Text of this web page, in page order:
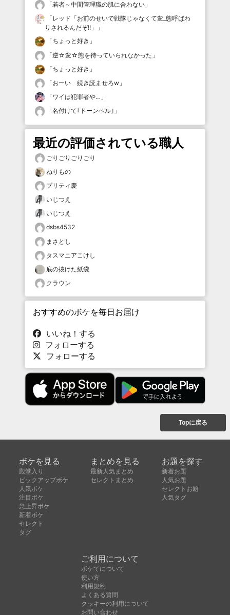
「若者～中間管理職の肌に合わない 」
「レッド「お前のせいで戦隊じゃなくて変_態呼ばわ
りされるんだぞ!!」
」
「ちょっと好き 」
「逆☆変☆態を待っていられなかった 」
「ちょっと好き 」
「おーい 続き読ませろw 」
「ワイは犯罪者や… 」
「名付けて｢ドーンベル｣ 」
最近の評価されている職人
ごりごりごりごり
ねりもの
プリティ慶
いじつえ
いじつえ
dsbs4532
まさとし
タスマニアこけし
底の抜けた紙袋
クラウン
おすすめのボケを毎日お届け
いいね！する
フォローする
フォローする
Topに戻る
ボケを見る
殿堂入り
ピックアップボケ
人気ボケ
注目ボケ
急上昇ボケ
新着ボケ
セレクト
タグ
まとめを見る
最新人気まとめ
セレクトまとめ
お題を探す
新着お題
人気お題
セレクトお題
人気タグ
ご利用について
ボケてについて
使い方
利用規約
よくある質問
クッキーの利用について
お問い合わせ